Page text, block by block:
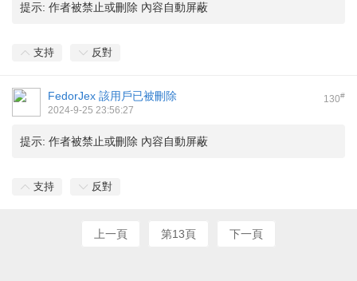
提示: 作者被禁止或刪除 內容自動屏蔽
支持 反對
130#
FedorJex 該用戶已被刪除
2024-9-25 23:56:27
提示: 作者被禁止或刪除 內容自動屏蔽
支持 反對
上一頁 第13頁 下一頁